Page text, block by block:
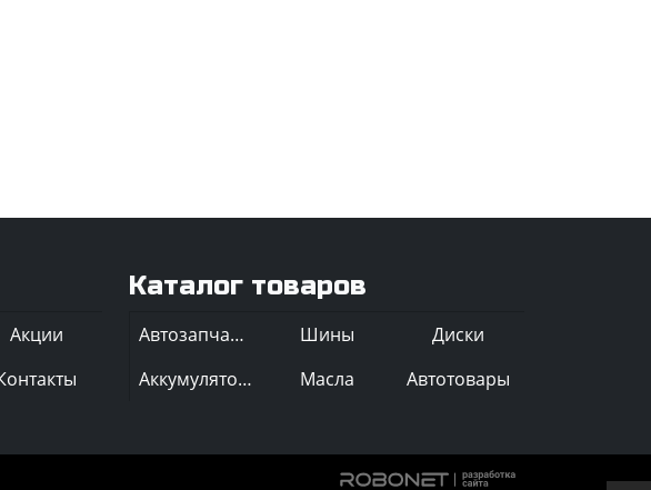
Акции
Каталог товаров
Автозапчасти Шины
Диски
Аккумуляторы
Масла Автотовары